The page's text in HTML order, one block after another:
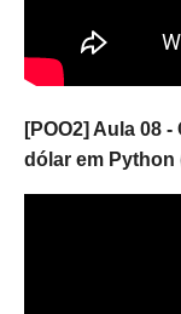
[POO2] Aula 08
dólar em Python